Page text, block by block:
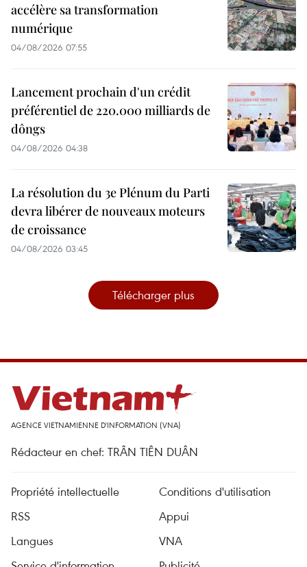
accélère sa transformation
numérique
04/08/2026 07:55
Lancement prochain d'un crédit
préférentiel de 220.000 milliards de
dôngs
04/08/2026 04:38
La résolution du 3e Plénum du Parti
devra libérer de nouveaux moteurs
de croissance
04/08/2026 03:45
Télécharger plus
AGENCE VIETNAMIENNE D'INFORMATION (VNA)
Rédacteur en chef: TRÂN TIÊN DUÂN
Propriété intellectuelle
Conditions d'utilisation
RSS
Appui
Langues
VNA